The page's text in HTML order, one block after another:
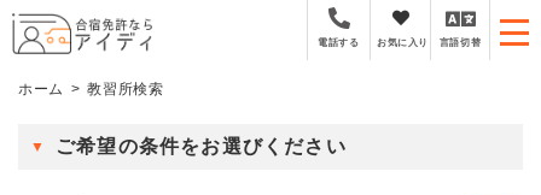
全国厳選の合宿免許プ
電話する お気に入り 言語切替
ホーム 教習所検索
ご希望の条件をお選びください